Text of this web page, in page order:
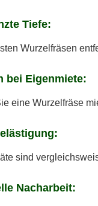
Tiefe:
Wurzelfräsen
bei Eigenmiete:
eine Wurzelfräse
sind
Nacharbeit: